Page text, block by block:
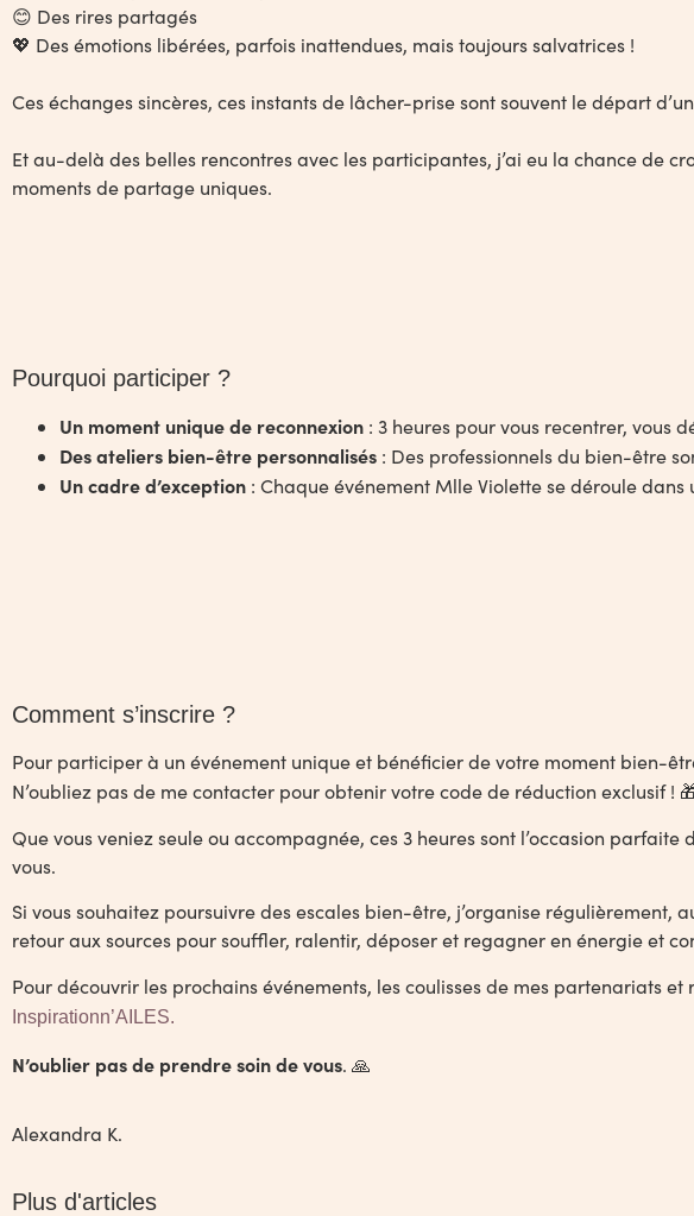
😊 Des rires partagés
💖 Des émotions libérées, parfois inattendues, mais toujours salvatrices !
Ces échanges sincères, ces instants de lâcher-prise sont souvent le départ
Et au-delà des belles rencontres avec les participantes, j’ai eu la chance de
moments de partage uniques.
Pourquoi participer ?
Un moment unique de reconnexion : 3 heures pour vous recentrer, vous
Des ateliers bien-être personnalisés : Des professionnels du bien-être
Un cadre d’exception : Chaque événement Mlle Violette se déroule
Comment s’inscrire ?
Pour participer à un événement unique et bénéficier de votre moment bien-
N’oubliez pas de me contacter pour obtenir votre code de réduction exclusif !
Que vous veniez seule ou accompagnée, ces 3 heures sont l’occasion
vous.
Si vous souhaitez poursuivre des escales bien-être, j’organise régulièrement,
retour aux sources pour souffler, ralentir, déposer et regagner en énergie et
Pour découvrir les prochains événements, les coulisses de mes partenariats
Inspirationn’AILES.
N’oublier pas de prendre soin de vous. 🙏
Alexandra K.
Plus d'articles